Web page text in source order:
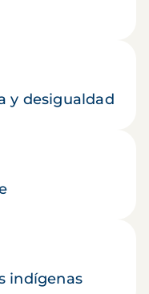
y desigualdad
indígenas